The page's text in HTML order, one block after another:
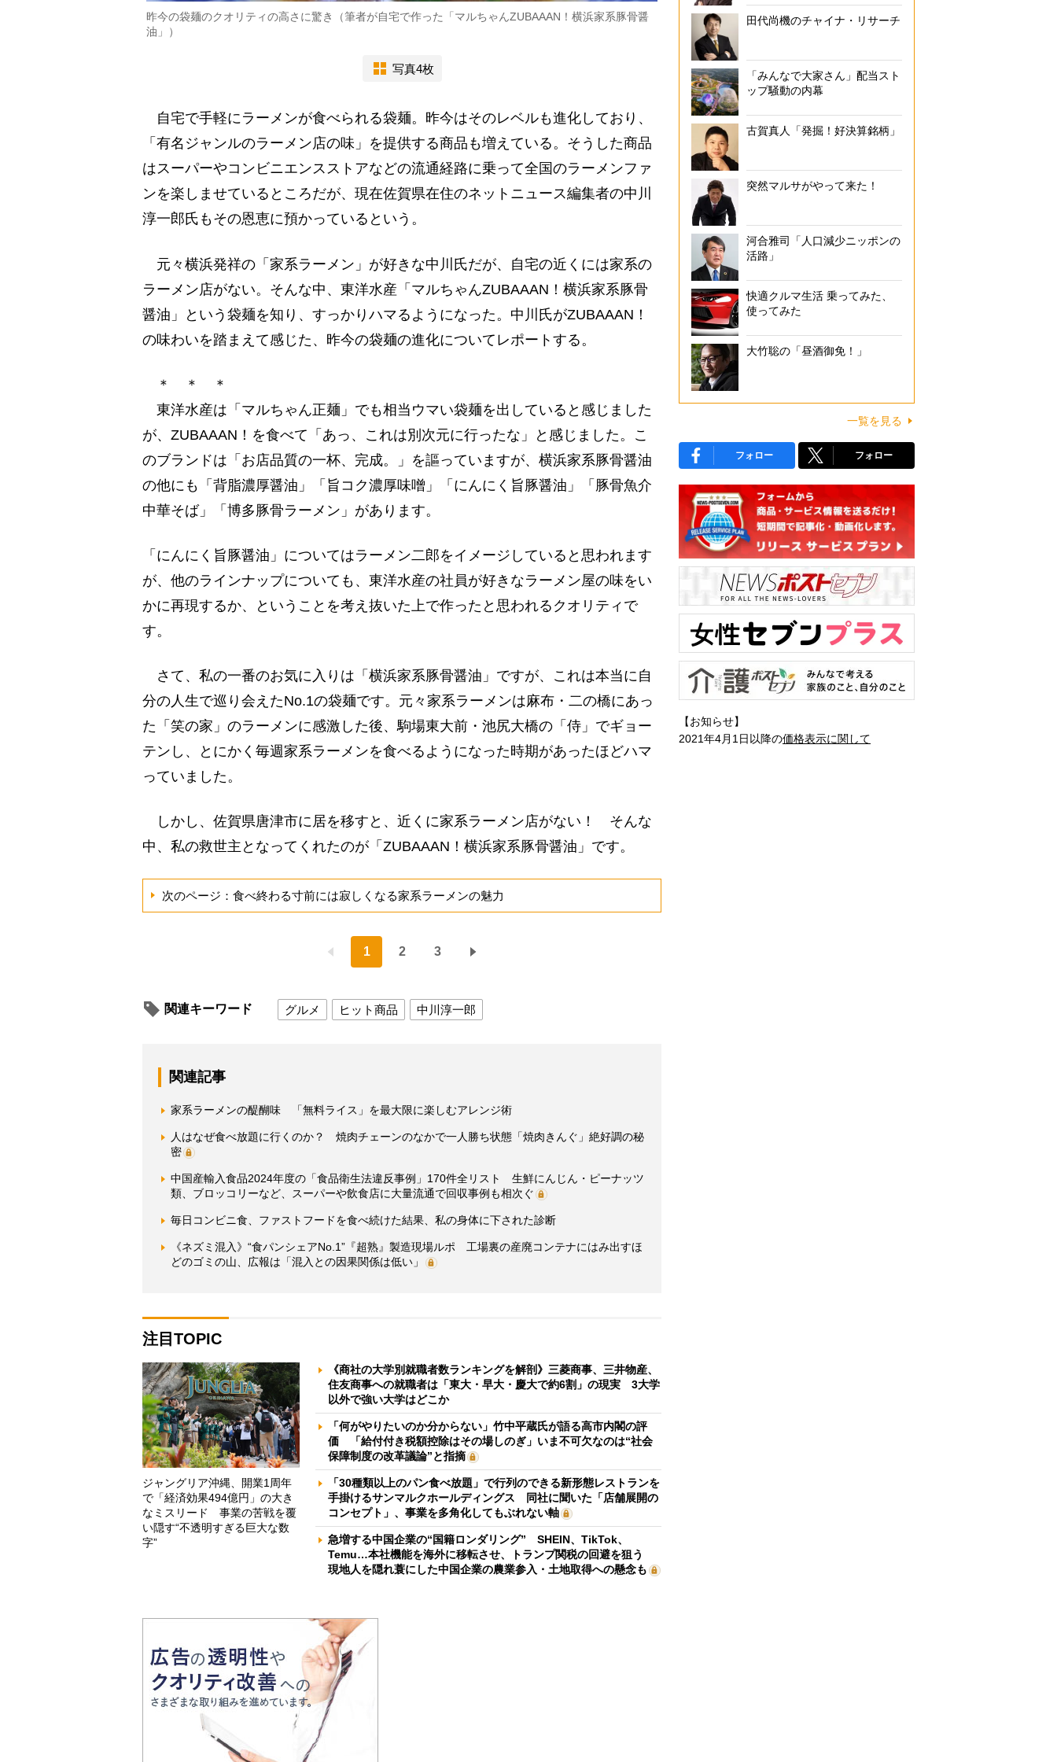
昨今の袋麺のクオリティの高さに驚き（筆者が自宅で作った「マルちゃんZUBAAAN！横浜家系豚骨醤
油」）
写真4枚
自宅で手軽にラーメンが食べられる袋麺。昨今はそのレベルも進化しており、
「有名ジャンルのラーメン店の味」を提供する商品も増えている。そうした商品
はスーパーやコンビニエンスストアなどの流通経路に乗って全国のラーメンファ
ンを楽しませているところだが、現在佐賀県在住のネットニュース編集者の中川
淳一郎氏もその恩恵に預かっているという。
元々横浜発祥の「家系ラーメン」が好きな中川氏だが、自宅の近くには家系の
ラーメン店がない。そんな中、東洋水産「マルちゃんZUBAAAN！横浜家系豚骨
醤油」という袋麺を知り、すっかりハマるようになった。中川氏がZUBAAAN！
の味わいを踏まえて感じた、昨今の袋麺の進化についてレポートする。
＊ ＊ ＊
東洋水産は「マルちゃん正麺」でも相当ウマい袋麺を出していると感じました
が、ZUBAAAN！を食べて「あっ、これは別次元に行ったな」と感じました。こ
のブランドは「お店品質の一杯、完成。」を謳っていますが、横浜家系豚骨醤油
の他にも「背脂濃厚醤油」「旨コク濃厚味噌」「にんにく旨豚醤油」「豚骨魚介
中華そば」「博多豚骨ラーメン」があります。
「にんにく旨豚醤油」についてはラーメン二郎をイメージしていると思われます
が、他のラインナップについても、東洋水産の社員が好きなラーメン屋の味をい
かに再現するか、ということを考え抜いた上で作ったと思われるクオリティで
す。
さて、私の一番のお気に入りは「横浜家系豚骨醤油」ですが、これは本当に自
分の人生で巡り会えたNo.1の袋麺です。元々家系ラーメンは麻布・二の橋にあっ
た「笑の家」のラーメンに感激した後、駒場東大前・池尻大橋の「侍」でギョー
テンし、とにかく毎週家系ラーメンを食べるようになった時期があったほどハマ
っていました。
しかし、佐賀県唐津市に居を移すと、近くに家系ラーメン店がない！ そんな
中、私の救世主となってくれたのが「ZUBAAAN！横浜家系豚骨醤油」です。
次のページ：食べ終わる寸前には寂しくなる家系ラーメンの魅力
1 2 3
関連キーワード グルメ ヒット商品 中川淳一郎
関連記事
家系ラーメンの醍醐味 「無料ライス」を最大限に楽しむアレンジ術
人はなぜ食べ放題に行くのか？ 焼肉チェーンのなかで一人勝ち状態「焼肉きんぐ」絶好調の秘
密
中国産輸入食品2024年度の「食品衛生法違反事例」170件全リスト 生鮮にんじん・ピーナッツ
類、ブロッコリーなど、スーパーや飲食店に大量流通で回収事例も相次ぐ
毎日コンビニ食、ファストフードを食べ続けた結果、私の身体に下された診断
《ネズミ混入》“食パンシェアNo.1”『超熟』製造現場ルポ 工場裏の産廃コンテナにはみ出すほ
どのゴミの山、広報は「混入との因果関係は低い」
注目TOPIC
ジャングリア沖縄、開業1周年
で「経済効果494億円」の大き
なミスリード 事業の苦戦を覆
い隠す“不透明すぎる巨大な数
字”
《商社の大学別就職者数ランキングを解剖》三菱商事、三井物産、
住友商事への就職者は「東大・早大・慶大で約6割」の現実 3大学
以外で強い大学はどこか
「何がやりたいのか分からない」竹中平蔵氏が語る高市内閣の評
価 「給付付き税額控除はその場しのぎ」いま不可欠なのは“社会
保障制度の改革議論”と指摘
「30種類以上のパン食べ放題」で行列のできる新形態レストランを
手掛けるサンマルクホールディングス 同社に聞いた「店舗展開の
コンセプト」、事業を多角化してもぶれない軸
急増する中国企業の“国籍ロンダリング” SHEIN、TikTok、
Temu…本社機能を海外に移転させ、トランプ関税の回避を狙う
現地人を隠れ蓑にした中国企業の農業参入・土地取得への懸念も
田代尚機のチャイナ・リサーチ
「みんなで大家さん」配当スト
ップ騒動の内幕
古賀真人「発掘！好決算銘柄」
突然マルサがやって来た！
河合雅司「人口減少ニッポンの
活路」
快適クルマ生活 乗ってみた、
使ってみた
大竹聡の「昼酒御免！」
一覧を見る
フォロー フォロー
【お知らせ】
2021年4月1日以降の価格表示に関して